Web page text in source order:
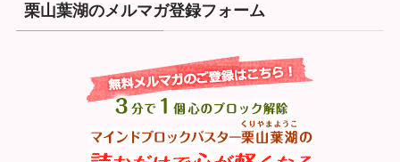
栗山葉湖のメルマガ登録フォーム